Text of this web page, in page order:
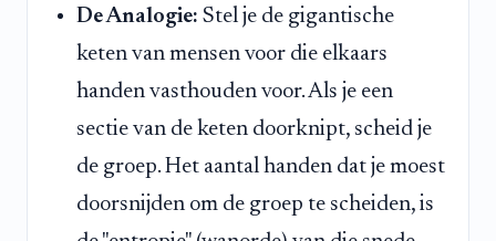
De Analogie: Stel je de gigantische
keten van mensen voor die elkaars
handen vasthouden voor. Als je een
sectie van de keten doorknipt, scheid je
de groep. Het aantal handen dat je moest
doorsnijden om de groep te scheiden, is